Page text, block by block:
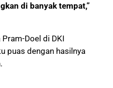
di banyak tempat,”
Doel di DKI
puas dengan hasilnya